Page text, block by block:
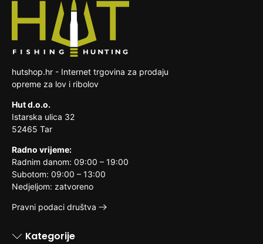
kupac.dostave
roba koja je zbog svoje prirode nakon
dostave nerazdvojivo pomiješana s
drugim stvarima
zamjenskog proizvoda. Troškove zamjene
reklamacijskog proizvoda snosi prodavatelj.
hutshop.hr - Internet trgovina za prodaju
opreme za lov i ribolov
Hut d.o.o.
Istarska ulica 32
52465 Tar
Radno vrijeme:
Radnim danom: 09:00 – 19:00
Subotom: 09:00 – 13:00
Nedjeljom: zatvoreno
Pravni podaci društva
Kategorije